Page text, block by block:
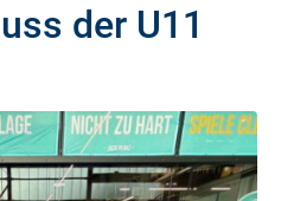
der U11